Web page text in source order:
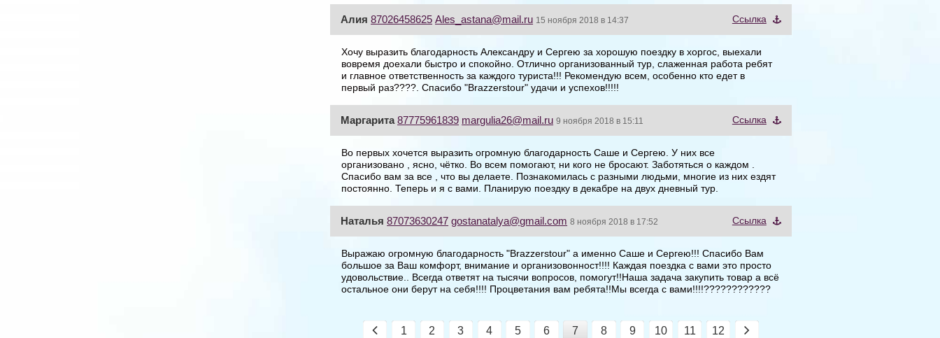
Алия 87026458625 Ales_astana@mail.ru 15 ноября 2018 в 14:37 Cсылка
Хочу выразить благодарность Александру и Сергею за хорошую поездку в хоргос, выехали
вовремя доехали быстро и спокойно. Отлично организованный тур, слаженная работа ребят
и главное ответственность за каждого туриста!!! Рекомендую всем, особенно кто едет в
первый раз????. Спасибо "Brazzerstour" удачи и успехов!!!!!
Маргарита 87775961839 margulia26@mail.ru 9 ноября 2018 в 15:11 Cсылка
Во первых хочется выразить огромную благодарность Саше и Сергею. У них все
организовано , ясно, чётко. Во всем помогают, ни кого не бросают. Заботяться о каждом .
Спасибо вам за все , что вы делаете. Познакомилась с разными людьми, многие из них ездят
постоянно. Теперь и я с вами. Планирую поездку в декабре на двух дневный тур.
Наталья 87073630247 gostanatalya@gmail.com 8 ноября 2018 в 17:52 Cсылка
Выражаю огромную благодарность "Brazzerstour" а именно Саше и Сергею!!! Спасибо Вам
большое за Ваш комфорт, внимание и организовонност!!!! Каждая поездка с вами это просто
удовольствие.. Всегда ответят на тысячи вопросов, помогут!!Наша задача закупить товар а всё
остальное они берут на себя!!!! Процветания вам ребята!!Мы всегда с вами!!!!????????????
1 2 3 4 5 6 7 8 9 10 11 12